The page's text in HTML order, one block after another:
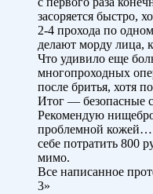
засоряется быстро,
2-4 прохода по
делают морду лица,
Что удивило еще
многопроходных
после бритья, хотя
Итог — безопасные
Рекомендую
проблемной кожей…
себе потратить 800
мимо.
Все написанное
3»